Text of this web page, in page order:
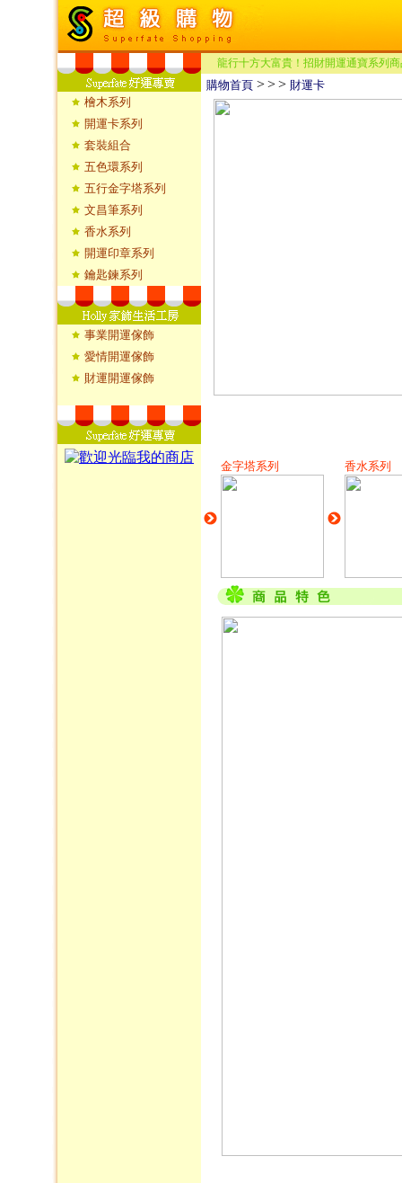
檜木系列
開運卡系列
套裝組合
五色環系列
五行金字塔系列
文昌筆系列
香水系列
開運印章系列
鑰匙鍊系列
事業開運傢飾
愛情開運傢飾
財運開運傢飾
龍行十方大富貴！招財開運通寶系列
購物首頁 >>> 財運卡
金字塔系列 香水系列